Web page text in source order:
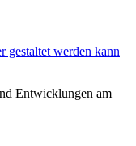
gestaltet werden kann
Entwicklungen am